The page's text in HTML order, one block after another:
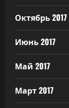
Октябрь 2017
Июнь 2017
Май 2017
Март 2017